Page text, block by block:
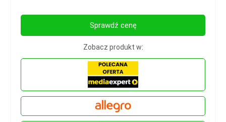
Sprawdź cenę
Zobacz produkt w: